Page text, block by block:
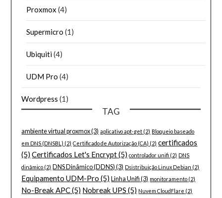
Proxmox (4)
Supermicro (1)
Ubiquiti(4)
UDM Pro (4)
Wordpress (1)
TAG
ambiente virtual proxmox(3) aplicativo apt-get (2) Bloqueio baseado
em DNS (DNSBL) (2) Certificado de Autorização (CA) (2) certificados
(5) Certificados Let's Encrypt(5) controlador unifi (2) DNS
dinâmico (2) DNS Dinâmico (DDNS) (3) Dsistribuição Linux Debian (2)
Equipamento UDM-Pro (5) Linha Unifi (3) monitoramento (2)
No-Break APC(5) Nobreak UPS (5) Nuvem CloudFlare (2)